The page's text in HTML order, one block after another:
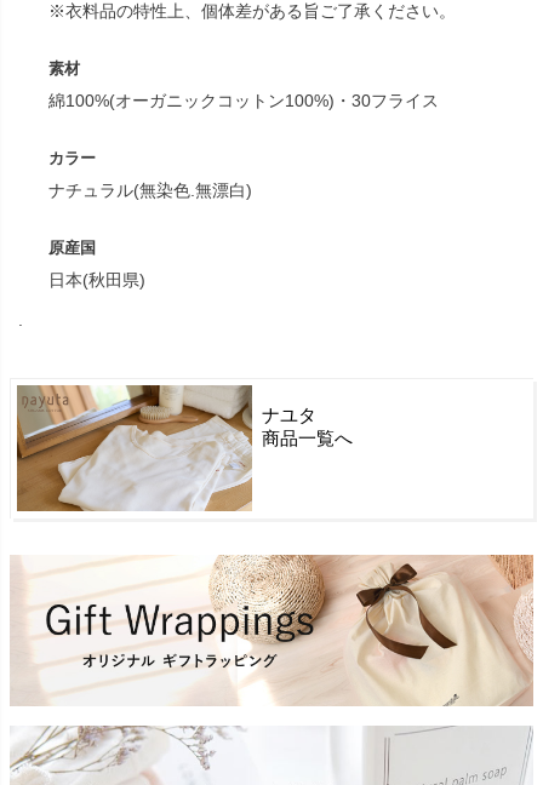
※衣料品の特性上、個体差がある旨ご了承ください。
素材
綿100%(オーガニックコットン100%)・30フライス
カラー
ナチュラル(無染色.無漂白)
原産国
日本(秋田県)
.
ナユタ
商品一覧へ